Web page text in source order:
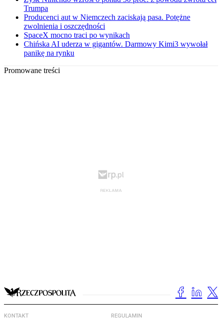
Trumpa
Producenci aut w Niemczech zaciskają pasa. Potężne
zwolnienia i oszczędności
SpaceX mocno traci po wynikach
Chińska AI uderza w gigantów. Darmowy Kimi3 wywołał
panikę na rynku
Promowane treści
KONTAKT REGULAMIN